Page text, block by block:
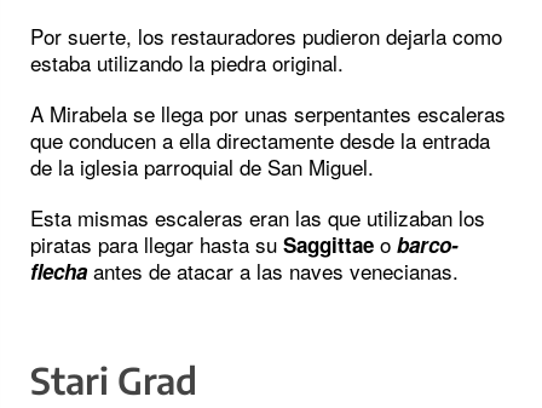
Por suerte, los restauradores pudieron dejarla como
estaba utilizando la piedra original.
A Mirabela se llega por unas serpentantes escaleras
que conducen a ella directamente desde la entrada
de la iglesia parroquial de San Miguel.
Esta mismas escaleras eran las que utilizaban los
piratas para llegar hasta su Saggittae o barco-
flecha antes de atacar a las naves venecianas.
Stari Grad